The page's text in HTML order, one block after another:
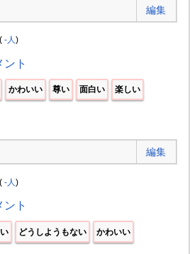
編集
-人)
ント
かわいい 尊い 面白い 楽しい
編集
-人 )
ント
どうしようもない かわいい